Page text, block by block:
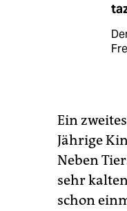
Ein
Jährige
Neben
sehr
schon